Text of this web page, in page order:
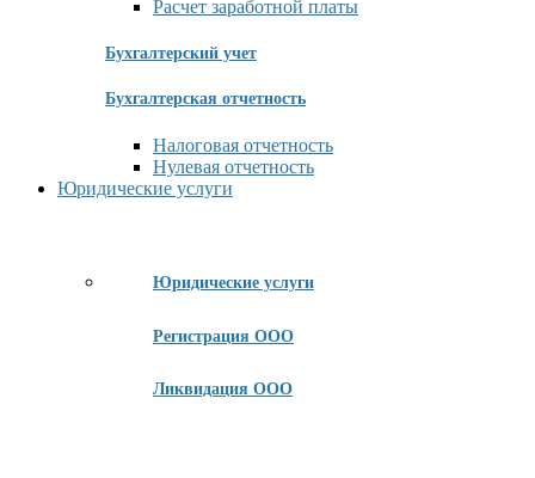
Расчет заработной платы
Бухгалтерский учет
Бухгалтерская отчетность
Налоговая отчетность
Нулевая отчетность
Юридические услуги
Юридические услуги
Регистрация ООО
Ликвидация ООО